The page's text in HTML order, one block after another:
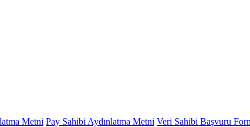
Metni Pay Sahibi Aydınlatma Metni Veri Sahibi Başvuru